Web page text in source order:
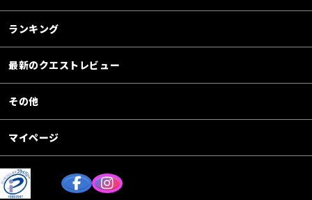
ランキング
最新のクエストレビュー
その他
マイページ